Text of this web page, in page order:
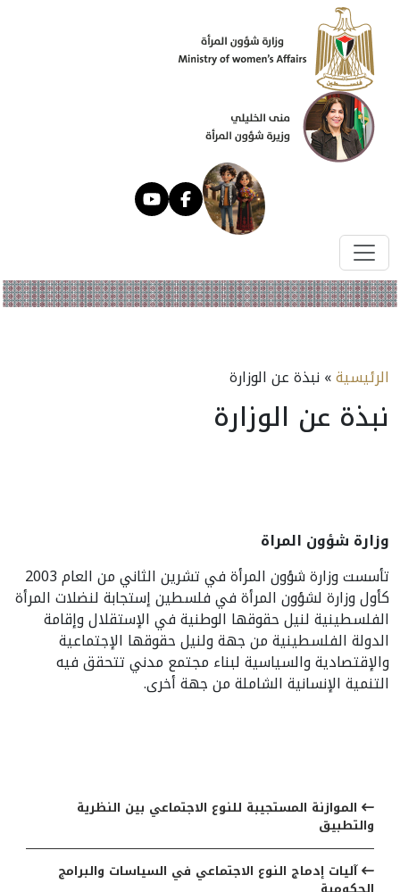
الرئيسية» نبذة عن الوزارة
نبذة عن الوزارة
وزارة شؤون المراة
تأسست وزارة شؤون المرأة في تشرين الثاني من العام 2003
كأول وزارة لشؤون المرأة في فلسطين إستجابة لنضلات المرأة
الفلسطينية لنيل حقوقها الوطنية في الإستقلال وإقامة
الدولة الفلسطينية من جهة ولنيل حقوقها الإجتماعية
والإقتصادية والسياسية لبناء مجتمع مدني تتحقق فيه
التنمية الإنسانية الشاملة من جهة أخرى.
الموازنة المستجيبة للنوع الاجتماعي بين النظرية
والتطبيق
آليات إدماج النوع الاجتماعي في السياسات والبرامج